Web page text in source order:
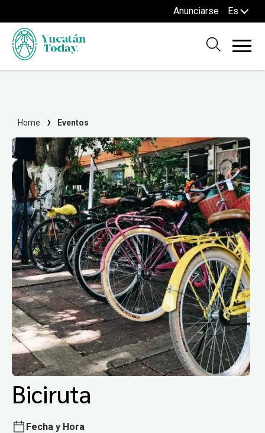
Anunciarse Es
Home Eventos
Biciruta
Fecha y Hora